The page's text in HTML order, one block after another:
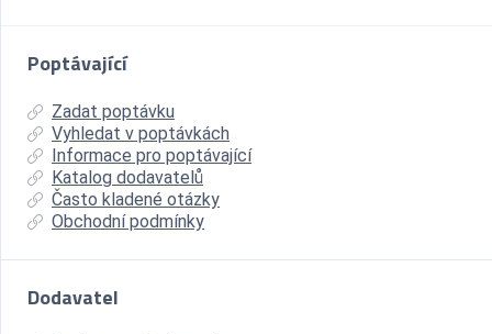
Poptávající
Zadat poptávku
Vyhledat v poptávkách
Informace pro poptávající
Katalog dodavatelů
Často kladené otázky
Obchodní podmínky
Dodavatel